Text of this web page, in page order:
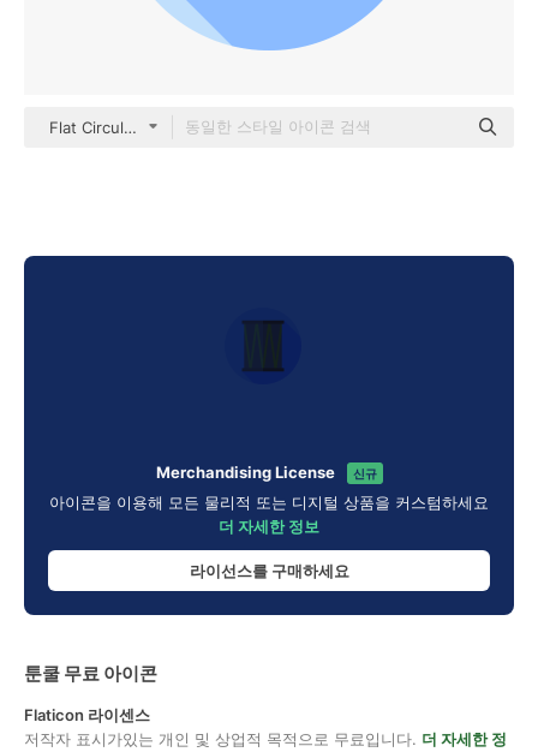
Flat Circular Flat
Merchandising License 신규
아이콘을 이용해 모든 물리적 또는 디지털 상품을 커스텀하세요
더 자세한 정보
라이선스를 구매하세요
툰쿨 무료 아이콘
Flaticon 라이센스
저작자 표시가있는 개인 및 상업적 목적으로 무료입니다. 더 자세한 정